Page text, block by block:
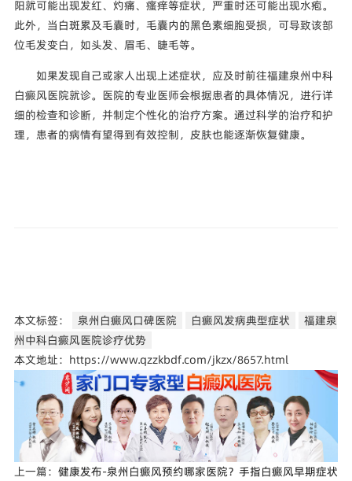
阳就可能出现发红、灼痛、瘙痒等症状，严重时还可能出现水疱。
此外，当白斑累及毛囊时，毛囊内的黑色素细胞受损，可导致该部
位毛发变白，如头发、眉毛、睫毛等。
如果发现自己或家人出现上述症状，应及时前往福建泉州中科
白癜风医院就诊。医院的专业医师会根据患者的具体情况，进行详
细的检查和诊断，并制定个性化的治疗方案。通过科学的治疗和护
理，患者的病情有望得到有效控制，皮肤也能逐渐恢复健康。
本文标签： 泉州白癜风口碑医院 白癜风发病典型症状
福建泉
州中科白癜风医院诊疗优势
本文地址：https://www.qzzkbdf.com/jkzx/8657.html
上一篇： 健康发布-泉州白癜风预约哪家医院？手指白癜风早期症状